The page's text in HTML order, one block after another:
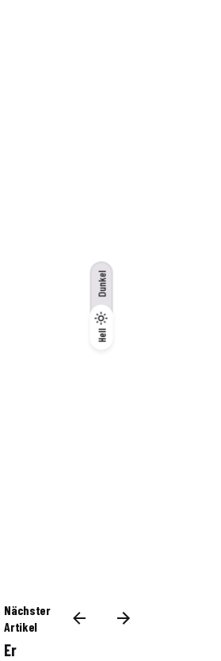
Hell
Dunkel
Hell
Dunkel
Nächster
Artikel
Er